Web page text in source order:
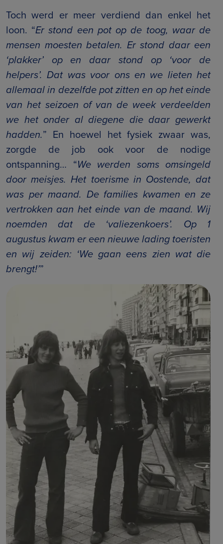
Toch werd er meer verdiend dan enkel het
loon. “Er stond een pot op de toog, waar de
mensen moesten betalen. Er stond daar een
‘plakker’ op en daar stond op ‘voor de
helpers’. Dat was voor ons en we lieten het
allemaal in dezelfde pot zitten en op het einde
van het seizoen of van de week verdeelden
we het onder al diegene die daar gewerkt
hadden.” En hoewel het fysiek zwaar was,
zorgde de job ook voor de nodige
ontspanning… “We werden soms omsingeld
door meisjes. Het toerisme in Oostende, dat
was per maand. De families kwamen en ze
vertrokken aan het einde van de maand. Wij
noemden dat de ‘valiezenkoers’. Op 1
augustus kwam er een nieuwe lading toeristen
en wij zeiden: ‘We gaan eens zien wat die
brengt!’”